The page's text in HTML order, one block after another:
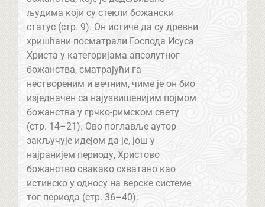
људима који су стекли божански
статус (стр. 9). Он истиче да су древни
хришћани посматрали Господа Исуса
Христа у категоријама апсолутног
божанства, сматрајући га
нествореним и вечним, чиме је он био
изједначен са најузвишенијим појмом
божанства у грчко-римском свету
(стр. 14–21). Ово поглавље аутор
закључује идејом да је, још у
најранијем периоду, Христово
божанство свакако схватано као
истинско у односу на верске системе
тог периода (стр. 36–40).